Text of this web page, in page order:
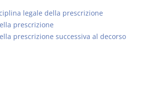
legale della prescrizione
prescrizione
prescrizione successiva al decorso